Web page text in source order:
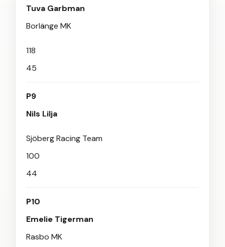
Tuva Garbman
Borlänge MK
118
45
P9
Nils Lilja
Sjöberg Racing Team
100
44
P10
Emelie Tigerman
Rasbo MK